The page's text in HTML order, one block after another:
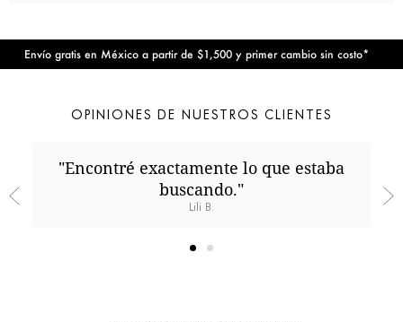
Envío gratis en México a partir de $1,500 y primer cambio sin costo*
OPINIONES DE NUESTROS CLIENTES
"Encontré exactamente lo que estaba
buscando."
Lili B.